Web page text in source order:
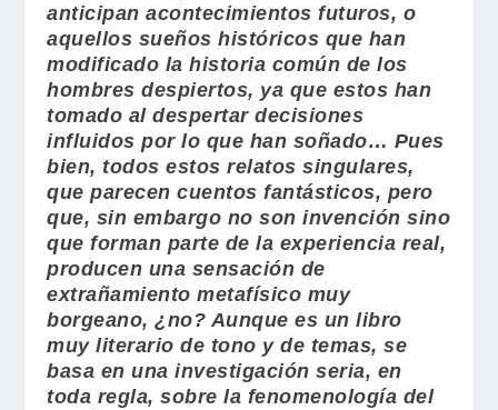
anticipan acontecimientos futuros, o
aquellos sueños históricos que han
modificado la historia común de los
hombres despiertos, ya que estos han
tomado al despertar decisiones
influidos por lo que han soñado… Pues
bien, todos estos relatos singulares,
que parecen cuentos fantásticos, pero
que, sin embargo no son invención sino
que forman parte de la experiencia real,
producen una sensación de
extrañamiento metafísico muy
borgeano, ¿no? Aunque es un libro
muy literario de tono y de temas, se
basa en una investigación seria, en
toda regla, sobre la fenomenología del